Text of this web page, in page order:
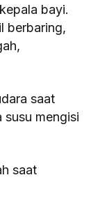
bayi.
berbaring,
saat
mengisi
saat